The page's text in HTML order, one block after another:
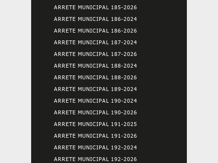
ARRETE MUNICIPAL 185-2026
ARRETE MUNICIPAL 186-2024
ARRETE MUNICIPAL 186-2026
ARRETE MUNICIPAL 187-2024
ARRETE MUNICIPAL 187-2026
ARRETE MUNICIPAL 188-2024
ARRETE MUNICIPAL 188-2026
ARRETE MUNICIPAL 189-2024
ARRETE MUNICIPAL 190-2024
ARRETE MUNICIPAL 190-2026
ARRETE MUNICIPAL 191-2025
ARRETE MUNICIPAL 191-2026
ARRETE MUNICIPAL 192-2024
ARRETE MUNICIPAL 192-2026